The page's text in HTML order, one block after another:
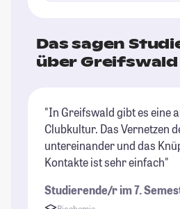
Das sagen
über Greifswald
"In Greifswald gibt es eine
Clubkultur. Das Vernetzen
untereinander und das
Kontakte ist sehr einfach"
Studierende/r im 7.